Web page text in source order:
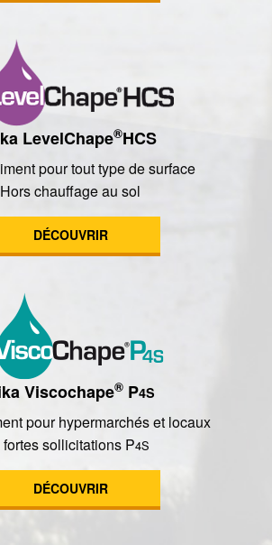
LevelChape®HCS
pour tout type de surface
Hors chauffage au sol
DÉCOUVRIR
Viscochape®P4S
pour hypermarchés et locaux
fortes sollicitations P4S
DÉCOUVRIR